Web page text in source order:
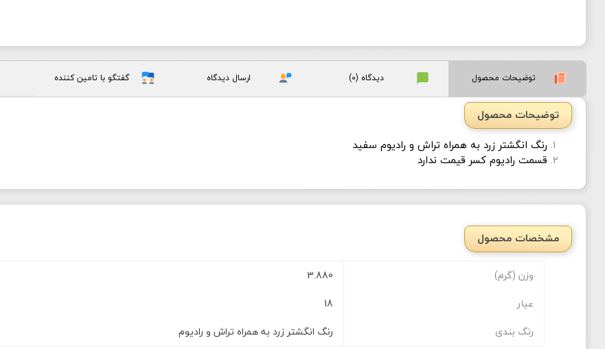
توضیحات محصول دیدگاه (0) ارسال دیدگاه گفتگو با تامین کننده
توضیحات محصول
رنگ انگشتر زرد به همراه تراش و رادیوم سفید
قسمت رادیوم کسر قیمت ندارد
مشخصات محصول
وزن (گرم)
3.880
عیار
18
رنگ بندی
رنگ انگشتر زرد به همراه تراش و رادیوم